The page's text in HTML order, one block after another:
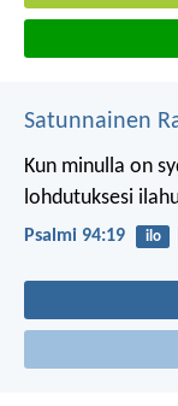
Satunnainen
Kun minulla on
lohdutuksesi
Psalmi 94:19 ilo